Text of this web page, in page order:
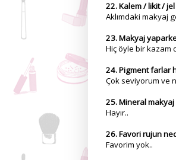
22. Kalem / likit /
Aklımdaki makyaj
23. Makyaj
Hiç öyle bir kazam
24. Pigment farlar
Çok seviyorum ve
25. Mineral
Hayır..
26. Favori rujun
Favorim yok..